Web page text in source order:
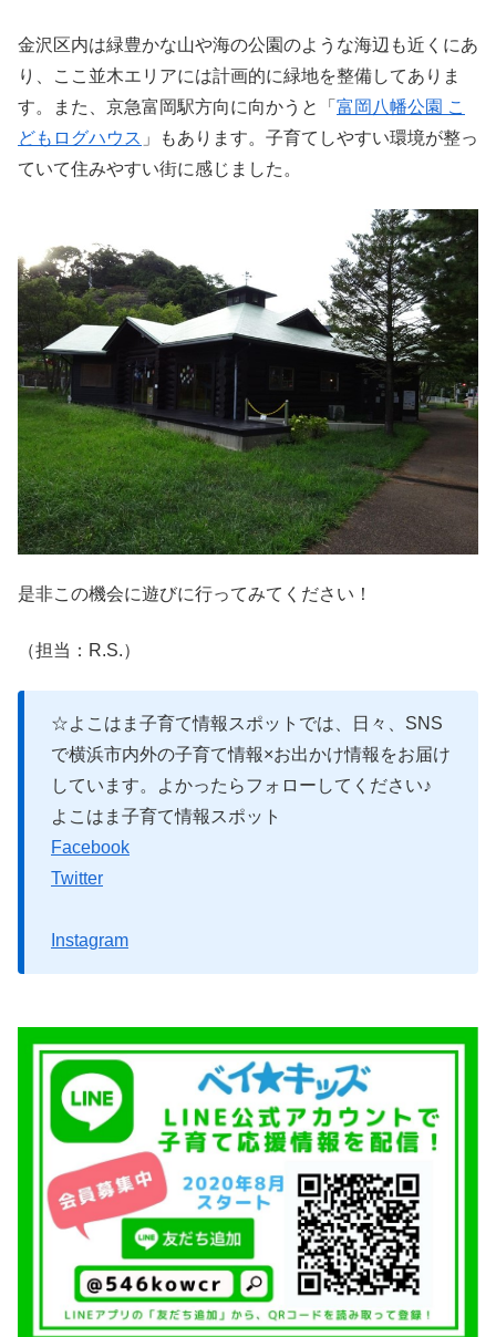
金沢区内は緑豊かな山や海の公園のような海辺も近くにあ
り、ここ並木エリアには計画的に緑地を整備してありま
す。また、京急富岡駅方向に向かうと「 富岡八幡公園 こ
どもログハウス 」もあります。子育てしやすい環境が整っ
ていて住みやすい街に感じました。
是非この機会に遊びに行ってみてください！
（担当：R.S.）
☆よこはま子育て情報スポットでは、日々、SNS
で横浜市内外の子育て情報×お出かけ情報をお届け
しています。よかったらフォローしてください♪
よこはま子育て情報スポット
Facebook
Twitter
Instagram